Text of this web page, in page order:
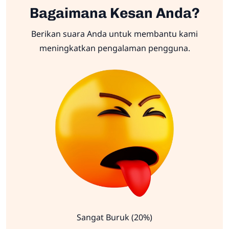
Bagaimana Kesan Anda?
Berikan suara Anda untuk membantu kami
meningkatkan pengalaman pengguna.
Sangat Buruk (20%)